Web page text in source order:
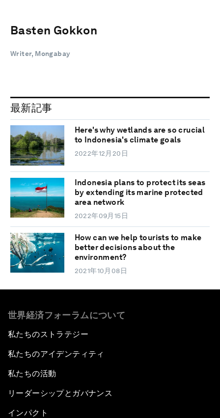
Basten Gokkon
Writer, Mongabay
最新記事
Here's why wetlands are so crucial
to Indonesia's climate goals
2022年12月20日
Indonesia plans to protect its seas
by extending its marine protected
area network
2022年09月15日
How can we help tourists to make
better decisions about the
environment?
2021年10月08日
世界経済フォーラムについて
私たちのストラテジー
私たちのアイデンティティ
私たちの活動
リーダーシップとガバナンス
インパクト